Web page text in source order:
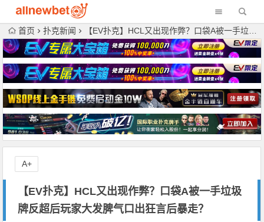
首页 扑克新闻 【EV扑克】HCL又出现作弊？口袋A被一手垃圾牌反超后玩家大发脾气口出狂言后暴走？
【EV扑克】HCL又出现作弊？口袋A被一手垃圾
牌反超后玩家大发脾气口出狂言后暴走？
A+